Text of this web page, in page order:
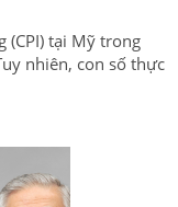
(CPI) tại Mỹ trong
nhiên, con số thực